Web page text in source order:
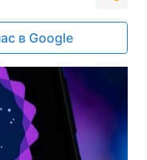
в Google